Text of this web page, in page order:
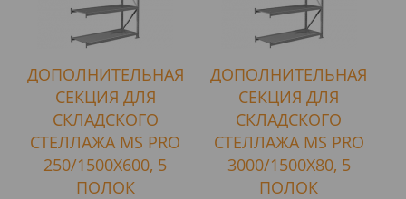
ДОПОЛНИТЕЛЬНАЯ
СЕКЦИЯ ДЛЯ
СКЛАДСКОГО
СТЕЛЛАЖА MS PRO
250/1500X600, 5
ПОЛОК
ДОПОЛНИТЕЛЬНАЯ
СЕКЦИЯ ДЛЯ
СКЛАДСКОГО
СТЕЛЛАЖА MS PRO
3000/1500X80, 5
ПОЛОК